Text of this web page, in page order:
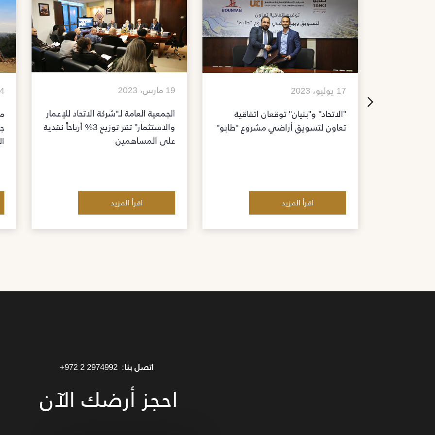
17 يوليو، 2023
"الاتحاد" و"بنيان" توقعان اتفاقية
تعاون لتسويق أراضي مشروع "طابو"
اقرأ المزيد
19 مارس، 2023
الجمعية العامة لـ"شركة الاتحاد للإعمار
والاستثمار" تقر توزيع 3% أرباحاً نقدية
على المساهمين
اقرأ المزيد
14
اتصل بنا: +972 2 2974992
احجز أرضك الآن